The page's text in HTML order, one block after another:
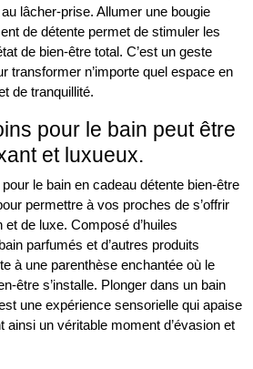
lâcher-prise. Allumer une bougie
de détente permet de stimuler les
de bien-être total. C’est un geste
transformer n’importe quel espace en
de tranquillité.
pour le bain peut être
et luxueux.
le bain en cadeau détente bien-être
permettre à vos proches de s’offrir
de luxe. Composé d’huiles
parfumés et d’autres produits
à une parenthèse enchantée où le
être s’installe. Plonger dans un bain
une expérience sensorielle qui apaise
ainsi un véritable moment d’évasion et